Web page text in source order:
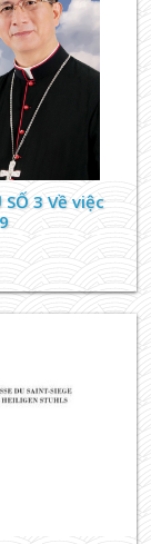
NGÀY MÙNG
SỐ 3 Về việc